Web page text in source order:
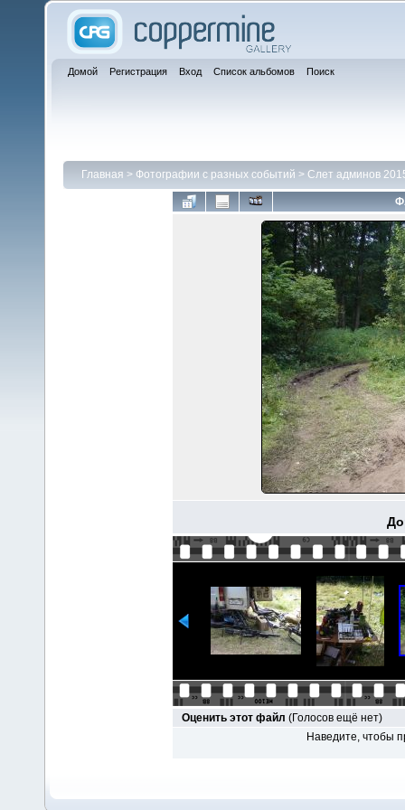
Домой Регистрация Вход Список альбомов Поиск
Главная > Фотографии с разных событий > Слет админов
Оценить этот файл (Голосов ещё нет)
Наведите, чтобы